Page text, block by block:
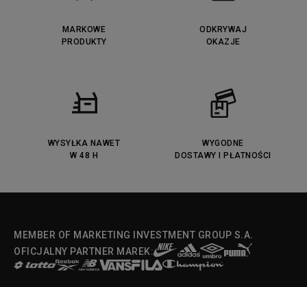
MARKOWE
PRODUKTY
ODKRYWAJ
OKAZJE
WYSYŁKA NAWET
W 48 H
WYGODNE
DOSTAWY I PŁATNOŚCI
MEMBER OF MARKETING INVESTMENT GROUP S.A.
OFICJALNY PARTNER MAREK: